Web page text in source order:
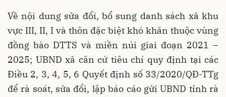
Về nội dung sửa đổi, bổ sung danh sách xã khu
vực III, II, I và thôn đặc biệt khó khăn thuộc vùng
đồng bào DTTS và miền núi giai đoạn 2021 –
2025; UBND xã căn cứ tiêu chí quy định tại các
Điều 2, 3, 4, 5, 6 Quyết định số 33/2020/QĐ-TTg
để rà soát, sửa đổi, lập báo cáo gửi UBND tỉnh rà